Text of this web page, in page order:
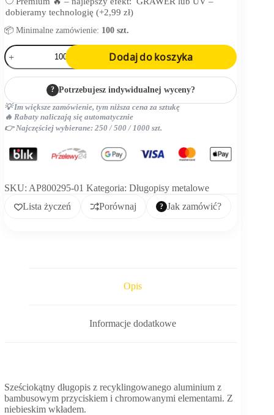
dobieramy technologię (+2,99 zł)
📦 Minimalne zamówienie: 100 szt.
ilość
długopis
Dodaj do koszyka
? Potrzebujesz indywidualnej wyceny?
💡 Im większe zamówienie, tym niższa cena za sztukę
🔥 Rabaty naliczają się automatycznie
👉 Najczęściej wybierane: 250 / 500 / 1000 szt.
SKU: AP800295-01 Kategoria: Długopisy metalowe
Lista życzeń
Porównaj Jak zamówić?
Opis
Informacje dodatkowe
Sześciokątny długopis z recyklingowanego aluminium z
bambusowym przyciskiem i chromowanymi elementami. Z
niebieskim wkładem.